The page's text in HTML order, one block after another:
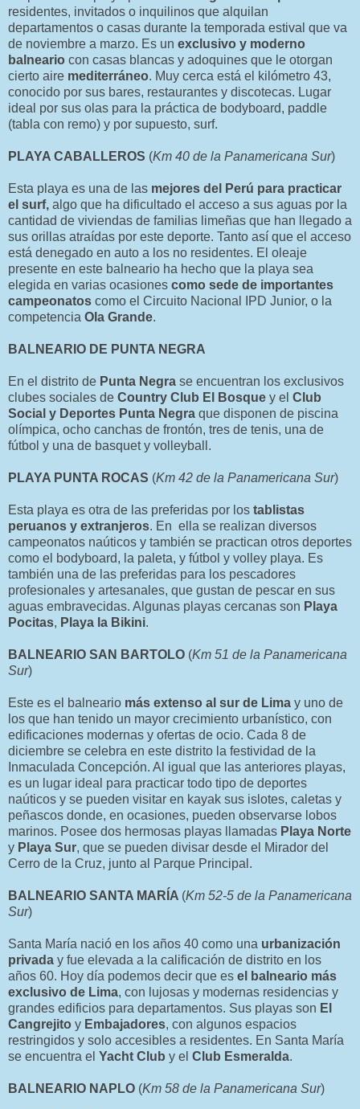
residentes, invitados o inquilinos que alquilan
departamentos o casas durante la temporada estival que va
de noviembre a marzo. Es un exclusivo y moderno
balneario con casas blancas y adoquines que le otorgan
cierto aire mediterráneo. Muy cerca está el kilómetro 43,
conocido por sus bares, restaurantes y discotecas. Lugar
ideal por sus olas para la práctica de bodyboard, paddle
(tabla con remo) y por supuesto, surf.
PLAYA CABALLEROS (Km 40 de la Panamericana Sur)
Esta playa es una de las mejores del Perú para practicar
el surf, algo que ha dificultado el acceso a sus aguas por la
cantidad de viviendas de familias limeñas que han llegado a
sus orillas atraídas por este deporte. Tanto así que el acceso
está denegado en auto a los no residentes. El oleaje
presente en este balneario ha hecho que la playa sea
elegida en varias ocasiones como sede de importantes
campeonatos como el Circuito Nacional IPD Junior, o la
competencia Ola Grande.
BALNEARIO DE PUNTA NEGRA
En el distrito de Punta Negra se encuentran los exclusivos
clubes sociales de Country Club El Bosque y el Club
Social y Deportes Punta Negra que disponen de piscina
olímpica, ocho canchas de frontón, tres de tenis, una de
fútbol y una de basquet y volleyball.
PLAYA PUNTA ROCAS (Km 42 de la Panamericana Sur)
Esta playa es otra de las preferidas por los tablistas
peruanos y extranjeros. En ella se realizan diversos
campeonatos naúticos y también se practican otros deportes
como el bodyboard, la paleta, y fútbol y volley playa. Es
también una de las preferidas para los pescadores
profesionales y artesanales, que gustan de pescar en sus
aguas embravecidas. Algunas playas cercanas son Playa
Pocitas, Playa la Bikini.
BALNEARIO SAN BARTOLO (Km 51 de la Panamericana
Sur)
Este es el balneario más extenso al sur de Lima y uno de
los que han tenido un mayor crecimiento urbanístico, con
edificaciones modernas y ofertas de ocio. Cada 8 de
diciembre se celebra en este distrito la festividad de la
Inmaculada Concepción. Al igual que las anteriores playas,
es un lugar ideal para practicar todo tipo de deportes
naúticos y se pueden visitar en kayak sus islotes, caletas y
peñascos donde, en ocasiones, pueden observarse lobos
marinos. Posee dos hermosas playas llamadas Playa Norte
y Playa Sur, que se pueden divisar desde el Mirador del
Cerro de la Cruz, junto al Parque Principal.
BALNEARIO SANTA MARÍA (Km 52-5 de la Panamericana
Sur)
Santa María nació en los años 40 como una urbanización
privada y fue elevada a la calificación de distrito en los
años 60. Hoy día podemos decir que es el balneario más
exclusivo de Lima, con lujosas y modernas residencias y
grandes edificios para departamentos. Sus playas son El
Cangrejito y Embajadores, con algunos espacios
restringidos y solo accesibles a residentes. En Santa María
se encuentra el Yacht Club y el Club Esmeralda.
BALNEARIO NAPLO (Km 58 de la Panamericana Sur)